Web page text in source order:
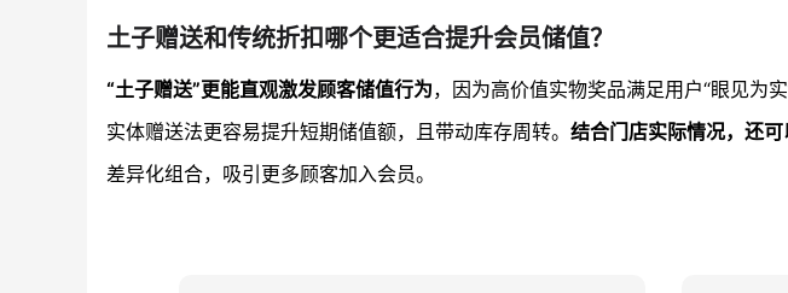
土子赠送和传统折扣哪个更适合提升会员储值？
“土子赠送”更能直观激发顾客储值行为，因为高价值实物奖品满足用户“眼见为
实体赠送法更容易提升短期储值额，且带动库存周转。 结合门店实际情况，还
差异化组合，吸引更多顾客加入会员。